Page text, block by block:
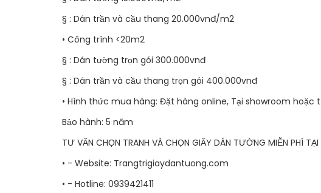
§ : Dán trần và cầu thang 20.000vnđ/m2
• Công trình <20m2
§ : Dán tường trọn gói 300.000vnđ
§ : Dán trần và cầu thang trọn gói 400.000vnđ
• Hình thức mua hàng: Đặt hàng online, Tại showroom hoặc
Bảo hành: 5 năm
TƯ VẤN CHỌN TRANH VÀ CHỌN GIẤY DÁN TƯỜNG MIỄN PHÍ TẠI
• - Website: Trangtrigiaydantuong.com
• - Hotline: 0939421411